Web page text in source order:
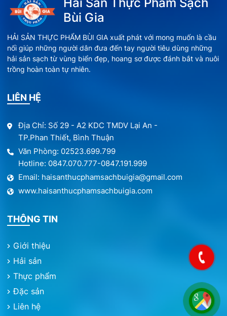
Bùi Gia
HẢI SẢN THỰC PHẨM BÙI GIA xuất phát với mong muốn là cầu
nối giúp những người dân đưa đến tay người tiêu dùng những
hải sản sạch từ vùng biển đẹp, hoang sơ được đánh bắt và nuôi
trồng hoàn toàn tự nhiên.
LIÊN HỆ
Địa Chỉ: Số 29 - A2 KDC TMDV Lại An -
TP.Phan Thiết, Bình Thuận
Văn Phòng: 02523.699.799
Hotline: 0847.070.777-0847.191.999
Email: haisanthucphamsachbuigia@gmail.com
www.haisanthucphamsachbuigia.com
THÔNG TIN
Giới thiệu
Hải sản
Thực phẩm
Đặc sản
Liên hệ